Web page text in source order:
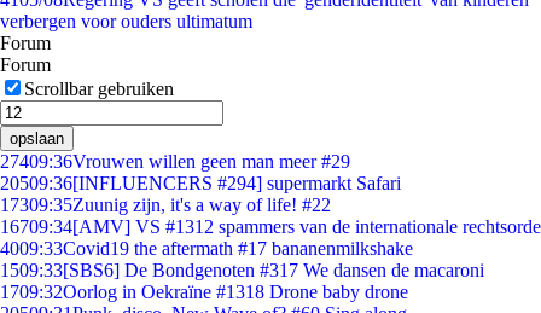
verbergen voor ouders ultimatum
Forum
Forum
Scrollbar gebruiken
opslaan
27409:36Vrouwen willen geen man meer #29
20509:36[INFLUENCERS #294] supermarkt Safari
17309:35Zuunig zijn, it's a way of life! #22
16709:34[AMV] VS #1312 spammers van de internationale rechtsorde
4009:33Covid19 the aftermath #17 bananenmilkshake
1509:33[SBS6] De Bondgenoten #317 We dansen de macaroni
1709:32Oorlog in Oekraïne #1318 Drone baby drone